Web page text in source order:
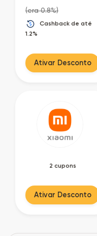
(era 0.8%)
Cashback de até
1.2%
Ativar Desconto
2 cupons
Ativar Desconto